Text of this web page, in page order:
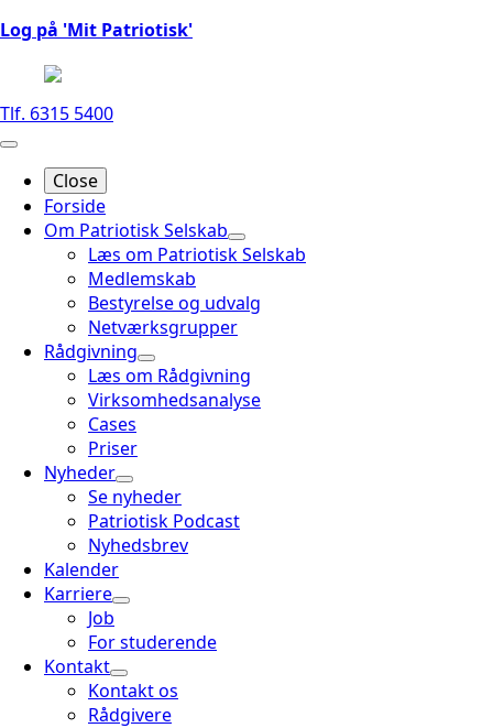
Log på 'Mit Patriotisk'
Tlf. 6315 5400
Close
Forside
Om Patriotisk Selskab
Læs om Patriotisk Selskab
Medlemskab
Bestyrelse og udvalg
Netværksgrupper
Rådgivning
Læs om Rådgivning
Virksomhedsanalyse
Cases
Priser
Nyheder
Se nyheder
Patriotisk Podcast
Nyhedsbrev
Kalender
Karriere
Job
For studerende
Kontakt
Kontakt os
Rådgivere